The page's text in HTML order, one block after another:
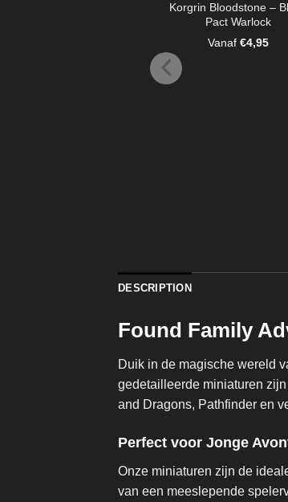
Korgrin Bloodstone –
Pact Warlock
Vanaf€4,95
DESCRIPTION
Found Family
Duik in de magische wereld
gedetailleerde miniaturen
and Dragons, Pathfinder en
Perfect voor Jonge
Onze miniaturen zijn de
van een meeslepende